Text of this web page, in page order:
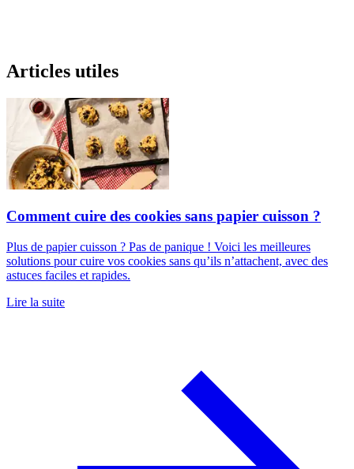
Articles utiles
Comment cuire des cookies sans papier cuisson ?
Plus de papier cuisson ? Pas de panique ! Voici les meilleures
solutions pour cuire vos cookies sans qu’ils n’attachent, avec des
astuces faciles et rapides.
Lire la suite